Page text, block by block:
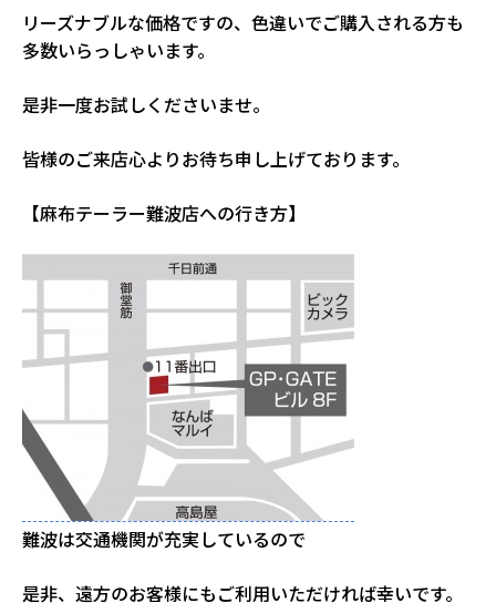
リーズナブルな価格ですの、色違いでご購入される方も
多数いらっしゃいます。
是非一度お試しくださいませ。
皆様のご来店心よりお待ち申し上げております。
【麻布テーラー難波店への行き方】
難波は交通機関が充実しているので
是非、遠方のお客様にもご利用いただければ幸いです。